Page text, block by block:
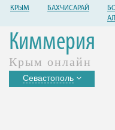
КРЫМ БАХЧИСАРАЙ
Киммерия
Крым онлайн
Севастополь